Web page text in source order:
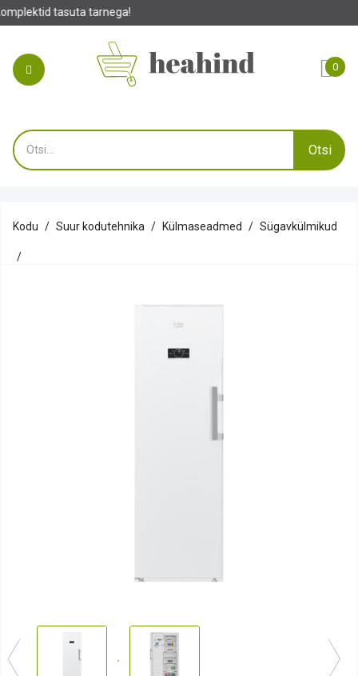
0
Otsi
Kodu Suur kodutehnika Külmaseadmed Sügavkülmikud